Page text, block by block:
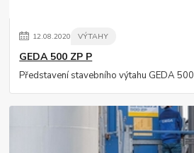
12.08.2020 VÝTAHY
GEDA 500 ZP P
Představení stavebního výtahu GEDA